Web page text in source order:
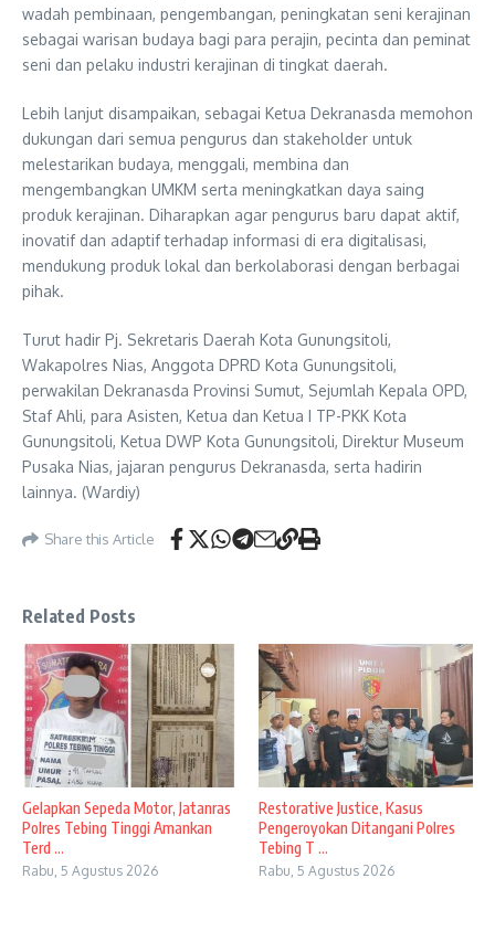
wadah pembinaan, pengembangan, peningkatan seni kerajinan
sebagai warisan budaya bagi para perajin, pecinta dan peminat
seni dan pelaku industri kerajinan di tingkat daerah.
Lebih lanjut disampaikan, sebagai Ketua Dekranasda memohon
dukungan dari semua pengurus dan stakeholder untuk
melestarikan budaya, menggali, membina dan
mengembangkan UMKM serta meningkatkan daya saing
produk kerajinan. Diharapkan agar pengurus baru dapat aktif,
inovatif dan adaptif terhadap informasi di era digitalisasi,
mendukung produk lokal dan berkolaborasi dengan berbagai
pihak.
Turut hadir Pj. Sekretaris Daerah Kota Gunungsitoli,
Wakapolres Nias, Anggota DPRD Kota Gunungsitoli,
perwakilan Dekranasda Provinsi Sumut, Sejumlah Kepala OPD,
Staf Ahli, para Asisten, Ketua dan Ketua I TP-PKK Kota
Gunungsitoli, Ketua DWP Kota Gunungsitoli, Direktur Museum
Pusaka Nias, jajaran pengurus Dekranasda, serta hadirin
lainnya. (Wardiy)
Share this Article
Related Posts
Gelapkan Sepeda Motor, Jatanras
Polres Tebing Tinggi Amankan
Terd ...
Rabu, 5 Agustus 2026
Restorative Justice, Kasus
Pengeroyokan Ditangani Polres
Tebing T ...
Rabu, 5 Agustus 2026